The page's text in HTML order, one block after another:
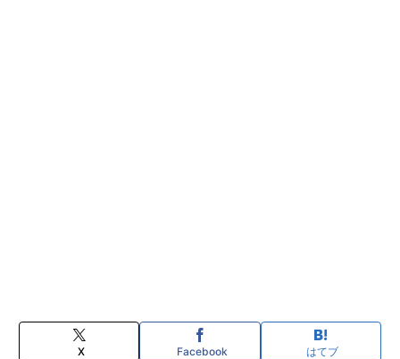
X Facebook はてブ